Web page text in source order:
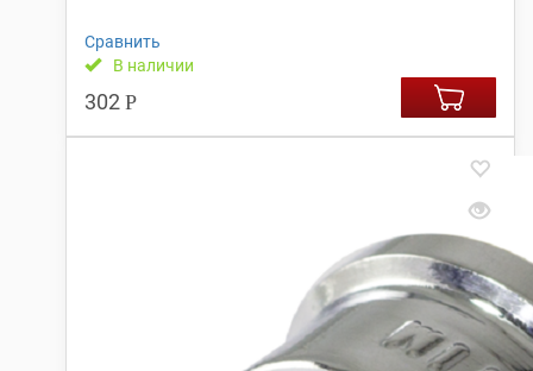
Сравнить
В наличии
302 Р